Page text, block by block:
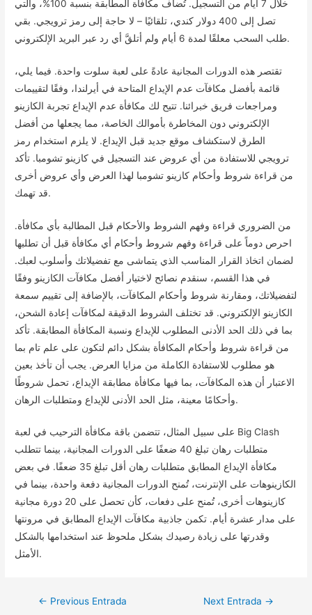
خلال 7 أيام من التسجيل. تُضاف مكافأة المطابقة بنسبة 100%، والتي
تصل إلى 400 دولار كندي، تلقائيًا – لا حاجة إلى رمز ترويجي. بقي
طلب السحب معلقًا لمدة 6 أيام ولم أتلقَّ أي رد عبر البريد الإلكتروني.
تقتصر هذه الدورات المجانية عادةً على لعبة سلوت واحدة. فيما يلي،
قائمة بأفضل مكافآت عدم الإيداع المتاحة في أيرلندا، وفقًا لتقييمات
ومراجعات فريق خبرائنا. تتيح لك مكافأة عدم الإيداع تجربة الكازينو
الإلكتروني دون المخاطرة بأموالك الخاصة، مما يجعلها من أفضل
الطرق لاستكشاف موقع جديد قبل الإيداع. لا يلزم استخدام رمز
ترويجي للاستفادة من أي عروض عند التسجيل في كازينو تشومبا. تأكد
من قراءة شروط وأحكام كازينو تشومبا لهذا العرض وأي عروض أخرى
قد تهمك.
من الضروري قراءة وفهم الشروط والأحكام قبل المطالبة بأي مكافأة.
احرص دوماً على قراءة وفهم شروط وأحكام أي مكافأة قبل أن تطلبها
لضمان اتخاذ القرار المناسب الذي يتماشى مع تفضيلاتك وأسلوب لعبك.
في هذا القسم، سنقدم نصائح لاختيار أفضل مكافآت الكازينو وفقًا
لتفضيلاتك، ومقارنة شروط وأحكام المكافآت، بالإضافة إلى تقييم سمعة
الكازينو الإلكتروني. قد تختلف الشروط الدقيقة لمكافآت إعادة الشحن،
بما في ذلك الحد الأدنى المطلوب للإيداع ونسبة المكافأة المطابقة. تأكد
من قراءة شروط وأحكام المكافأة بشكل دائم لتكون على علم تام بما
هو مطلوب للاستفادة الكاملة من مزايا العرض. يجب أن تأخذ بعين
الاعتبار أن هذه المكافآت، بما فيها مكافأة مطابقة الإيداع، تحمل شروطًا
وأحكامًا معينة، مثل الحد الأدنى للإيداع ومتطلبات الرهان.
على سبيل المثال، تتضمن باقة مكافأة الترحيب في لعبة Big Clash
متطلبات رهان تبلغ 40 ضعفًا على الدورات المجانية، بينما تتطلب
مكافأة الإيداع المطابق متطلبات رهان أقل تبلغ 35 ضعفًا. في بعض
الكازينوهات على الإنترنت، تُمنح الدورات المجانية دفعة واحدة، بينما في
كازينوهات أخرى، تُمنح على دفعات، كأن تحصل على 20 دورة مجانية
على مدار عشرة أيام. تكمن جاذبية مكافآت الإيداع المطابق في مرونتها
وقدرتها على زيادة رصيدك بشكل ملحوظ عند استخدامها بالشكل
الأمثل.
Navegación
← Previous Entrada Next Entrada →